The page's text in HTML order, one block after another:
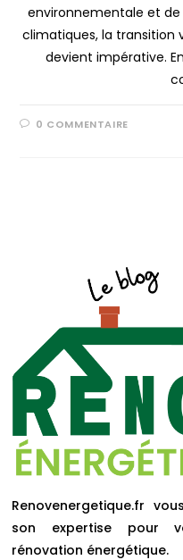
environnementale et
climatiques, la transition
devient impérative.
0 COMMENTAIRE
Renovenergetique.fr
son expertise pour
rénovation énergétique.